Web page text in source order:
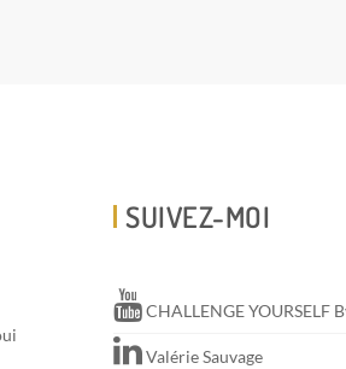
SUIVEZ-MOI
CHALLENGE YOURSELF
Valérie Sauvage